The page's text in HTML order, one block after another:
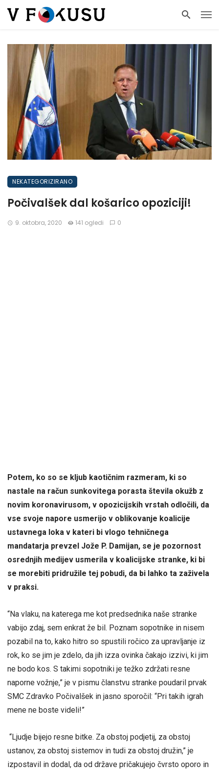
NEKATEGORIZIRANO
Počivalšek dal košarico opoziciji!
9. oktobra, 2020 141 ogledi 0
Potem, ko so se kljub kaotičnim razmeram, ki so
nastale na račun sunkovitega porasta števila okužb z
novim koronavirusom, v opozicijskih vrstah odločili, da
vse svoje napore usmerijo v oblikovanje koalicije
ustavnega loka v kateri bi vlogo tehničnega
mandatarja prevzel Jože P. Damijan, se je pozornost
osrednjih medijev usmerila v koalicijske stranke, ki bi
se morebiti pridružile tej pobudi, da bi lahko ta zaživela
v praksi.
“Na vlaku, na katerega me kot predsednika naše stranke
vabijo zdaj, sem enkrat že bil. Poznam sopotnike in nisem
pozabil na to, kako hitro so spustili ročico za upravljanje iz
rok, ko se jim je zdelo, da jih izza ovinka čakajo izzivi, ki jim
ne bodo kos. S takimi sopotniki je težko zdržati resne
naporne vožnje,” je v pismu članstvu stranke poudaril prvak
SMC Zdravko Počivalšek in jasno sporočil: “Pri takih igrah
mene ne boste videli!”
“Ljudje bijejo resne bitke. Za obstoj podjetij, za obstoj
ustanov, za obstoj sistemov in tudi za obstoj družin,” je
izpostavil in dodal, da od države pričakujejo čvrsto oporo in